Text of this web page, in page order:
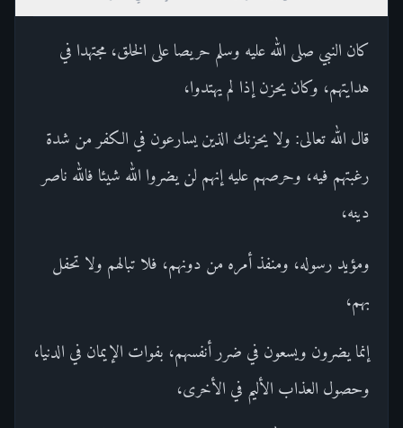
كان النبي صلى الله عليه وسلم حريصا على الخلق، مجتهدا في
هدايتهم، وكان يحزن إذا لم يهتدوا،
قال الله تعالى: ولا يحزنك الذين يسارعون في الكفر من شدة
رغبتهم فيه، وحرصهم عليه إنهم لن يضروا الله شيئا فالله ناصر
دينه،
ومؤيد رسوله، ومنفذ أمره من دونهم، فلا تبالهم ولا تحفل
بهم،
إنما يضرون ويسعون في ضرر أنفسهم، بفوات الإيمان في الدنيا،
وحصول العذاب الأليم في الأخرى،